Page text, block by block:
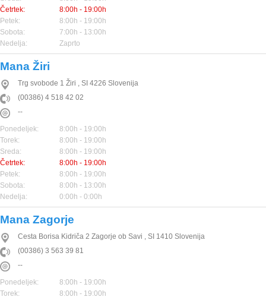
Četrtek:
8:00h - 19:00h
Petek:
8:00h - 19:00h
Sobota:
7:00h - 13:00h
Nedelja:
Zaprto
Mana Žiri
Trg svobode 1 Žiri , SI 4226 Slovenija
(00386) 4 518 42 02
--
Ponedeljek:
8:00h - 19:00h
Torek:
8:00h - 19:00h
Sreda:
8:00h - 19:00h
Četrtek:
8:00h - 19:00h
Petek:
8:00h - 19:00h
Sobota:
8:00h - 13:00h
Nedelja:
0:00h - 0:00h
Mana Zagorje
Cesta Borisa Kidriča 2 Zagorje ob Savi , SI 1410 Slovenija
(00386) 3 563 39 81
--
Ponedeljek:
8:00h - 19:00h
Torek:
8:00h - 19:00h